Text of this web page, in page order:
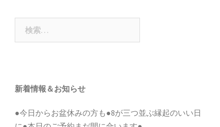
ゲ
ー
新着情報＆お知らせ
●今日からお盆休みの方も●8が三つ並ぶ縁起のいい日